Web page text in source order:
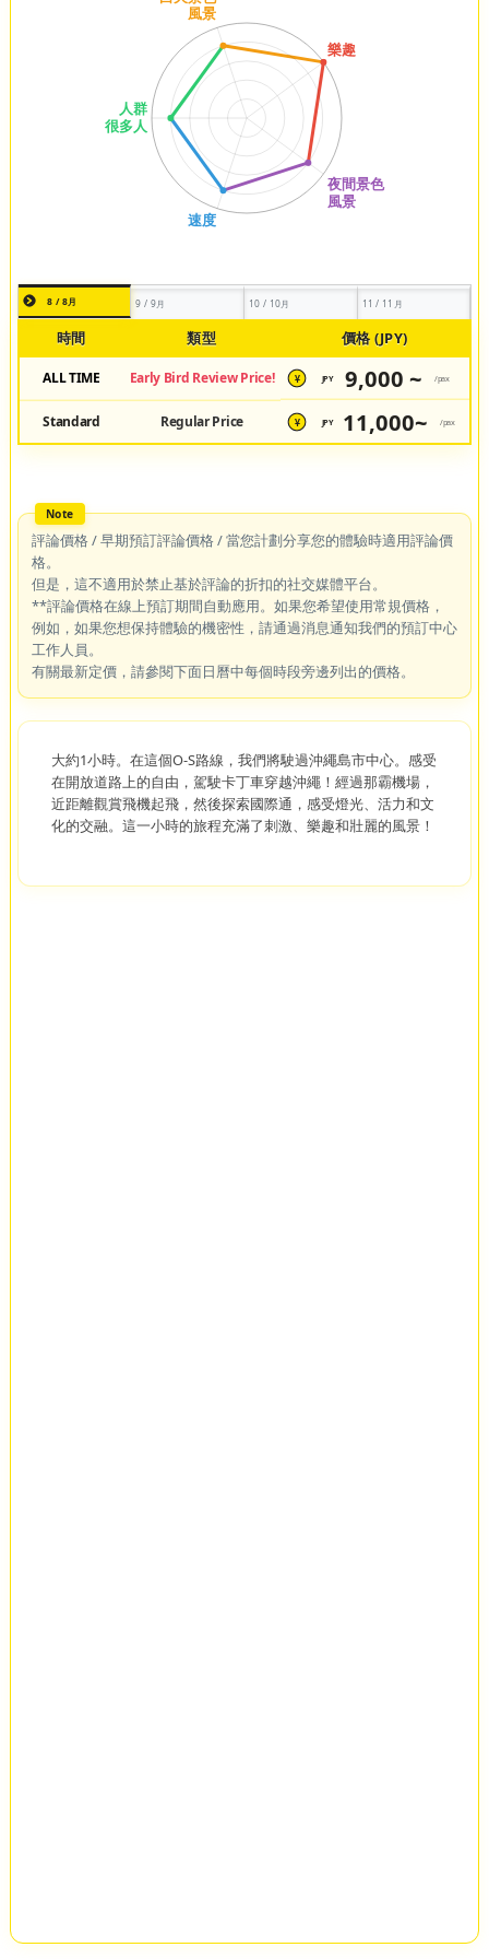
8 / 8月 9 / 9月 10 / 10月 11 / 11月
時間 類型 價格 (JPY)
ALL TIME Early Bird Review Price! ¥ JPY 9,000 ~ /pax
Standard Regular Price ¥ JPY 11,000~ /pax
評論價格 / 早期預訂評論價格 / 當您計劃分享您的體驗時適用評論價
格。
但是，這不適用於禁止基於評論的折扣的社交媒體平台。
**評論價格在線上預訂期間自動應用。如果您希望使用常規價格，
例如，如果您想保持體驗的機密性，請通過消息通知我們的預訂中心
工作人員。
有關最新定價，請參閱下面日曆中每個時段旁邊列出的價格。
大約1小時。在這個O-S路線，我們將駛過沖繩島市中心。感受
在開放道路上的自由，駕駛卡丁車穿越沖繩！經過那霸機場，
近距離觀賞飛機起飛，然後探索國際通，感受燈光、活力和文
化的交融。這一小時的旅程充滿了刺激、樂趣和壯麗的風景！